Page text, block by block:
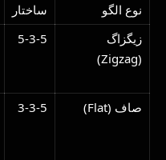
نوع الگو ساختار
زیگزاگ
(Zigzag)
5-3-5
صاف (Flat)
3-3-5